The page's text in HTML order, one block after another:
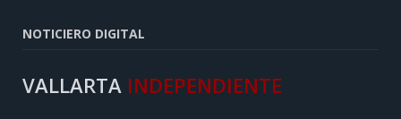
NOTICIERO DIGITAL
VALLARTA INDEPENDIENTE